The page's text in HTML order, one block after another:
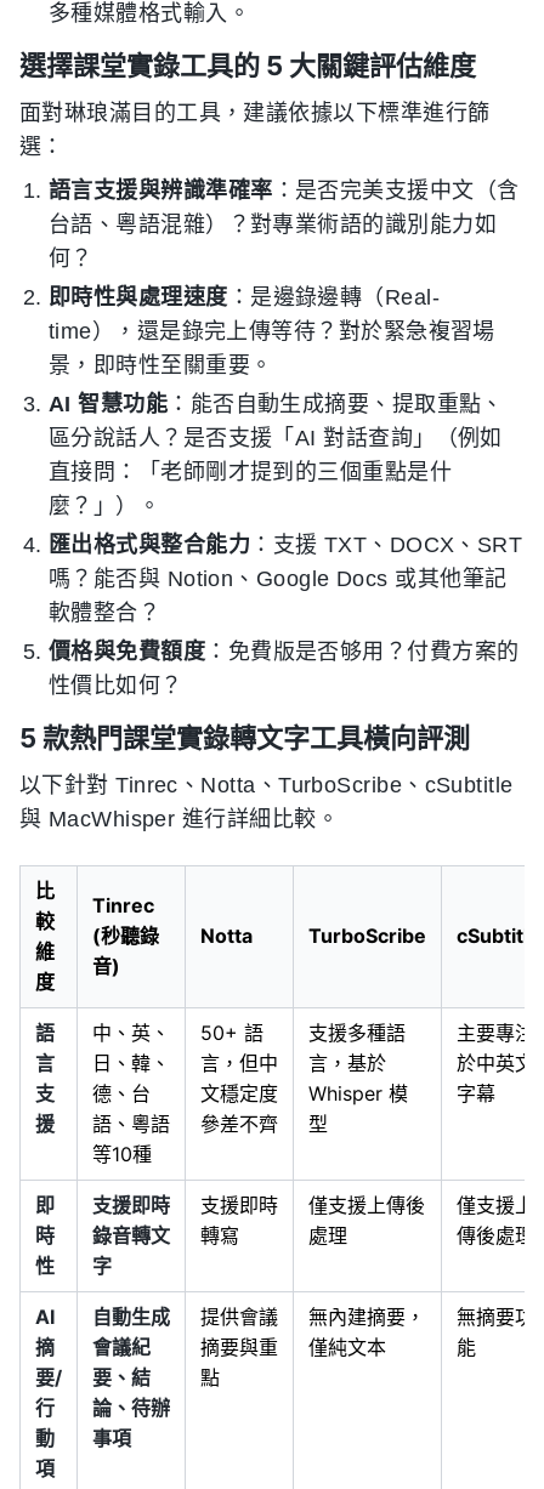
多種媒體格式輸入。
選擇課堂實錄工具的 5 大關鍵評估維度
面對琳琅滿目的工具，建議依據以下標準進行篩
選：
語言支援與辨識準確率 ：是否完美支援中文（含
台語、粵語混雜）？對專業術語的識別能力如
何？
即時性與處理速度 ：是邊錄邊轉（Real-
time），還是錄完上傳等待？對於緊急複習場
景，即時性至關重要。
AI 智慧功能 ：能否自動生成摘要、提取重點、
區分說話人？是否支援「AI 對話查詢」（例如
直接問：「老師剛才提到的三個重點是什
麼？」）。
匯出格式與整合能力 ：支援 TXT、DOCX、SRT
嗎？能否與 Notion、Google Docs 或其他筆記
軟體整合？
價格與免費額度 ：免費版是否够用？付費方案的
性價比如何？
5 款熱門課堂實錄轉文字工具橫向評測
以下針對 Tinrec、Notta、TurboScribe、cSubtitle
與 MacWhisper 進行詳細比較。
比
較
維
度
Tinrec
(秒聽錄
音)
Notta TurboScribe cSubtitle
語
言
支
援
中、英、
日、韓、
德、台
語、粵語
等10種
50+ 語
言，但中
文穩定度
參差不齊
支援多種語
言，基於
Whisper 模
型
主要專注
於中英文
字幕
即
時
性
支援即時
錄音轉文
字
支援即時
轉寫
僅支援上傳後
處理
僅支援上
傳後處理
AI
摘
要/
行
動
項
自動生成
會議紀
要、結
論、待辦
事項
提供會議
摘要與重
點
無內建摘要，
僅純文本
無摘要功
能